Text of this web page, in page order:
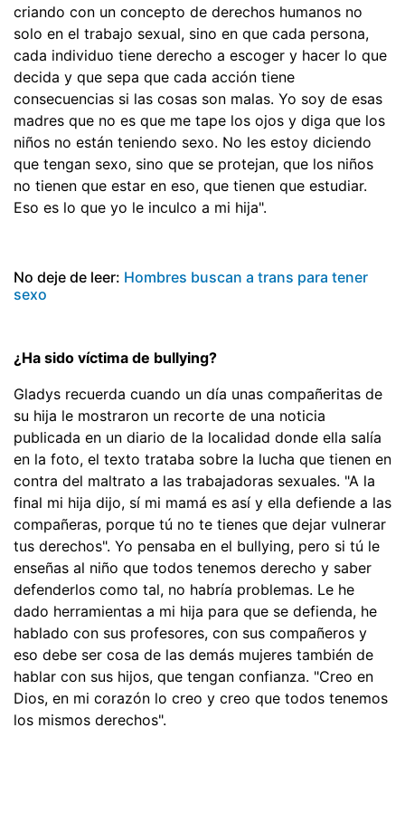
criando con un concepto de derechos humanos no
solo en el trabajo sexual, sino en que cada persona,
cada individuo tiene derecho a escoger y hacer lo que
decida y que sepa que cada acción tiene
consecuencias si las cosas son malas. Yo soy de esas
madres que no es que me tape los ojos y diga que los
niños no están teniendo sexo. No les estoy diciendo
que tengan sexo, sino que se protejan, que los niños
no tienen que estar en eso, que tienen que estudiar.
Eso es lo que yo le inculco a mi hija".
No deje de leer: Hombres buscan a trans para tener
sexo
¿Ha sido víctima de bullying?
Gladys recuerda cuando un día unas compañeritas de
su hija le mostraron un recorte de una noticia
publicada en un diario de la localidad donde ella salía
en la foto, el texto trataba sobre la lucha que tienen en
contra del maltrato a las trabajadoras sexuales. "A la
final mi hija dijo, sí mi mamá es así y ella defiende a las
compañeras, porque tú no te tienes que dejar vulnerar
tus derechos". Yo pensaba en el bullying, pero si tú le
enseñas al niño que todos tenemos derecho y saber
defenderlos como tal, no habría problemas. Le he
dado herramientas a mi hija para que se defienda, he
hablado con sus profesores, con sus compañeros y
eso debe ser cosa de las demás mujeres también de
hablar con sus hijos, que tengan confianza. "Creo en
Dios, en mi corazón lo creo y creo que todos tenemos
los mismos derechos".